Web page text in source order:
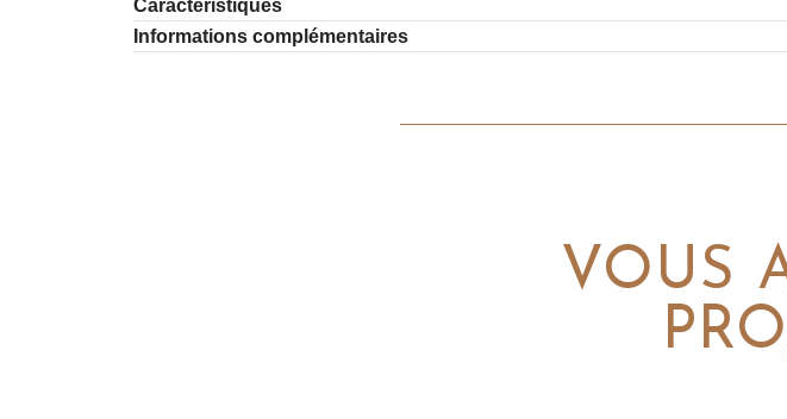
Caractéristiques
Informations complémentaires
VOUS